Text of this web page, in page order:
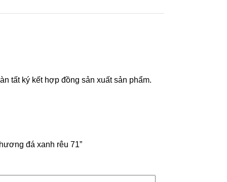
tất ký kết hợp đồng sản xuất sản phẩm.
đá xanh rêu 71”